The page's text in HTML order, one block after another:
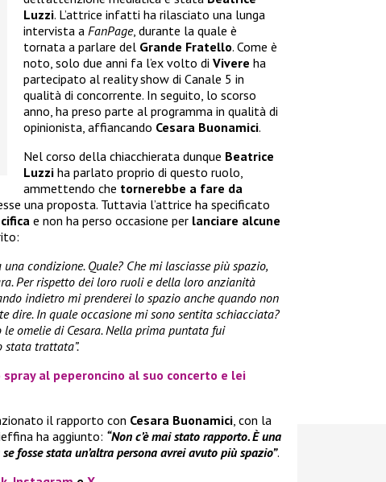
Luzzi. L’attrice infatti ha rilasciato una lunga
intervista a FanPage, durante la quale è
tornata a parlare del Grande Fratello. Come è
noto, solo due anni fa l’ex volto di Vivere ha
partecipato al reality show di Canale 5 in
qualità di concorrente. In seguito, lo scorso
anno, ha preso parte al programma in qualità di
opinionista, affiancando Cesara Buonamici.
Nel corso della chiacchierata dunque Beatrice
Luzzi ha parlato proprio di questo ruolo,
ammettendo che tornerebbe a fare da
una proposta. Tuttavia l’attrice ha specificato
e non ha perso occasione per lanciare alcune
condizione. Quale? Che mi lasciasse più spazio,
Per rispetto dei loro ruoli e della loro anzianità
indietro mi prenderei lo spazio anche quando non
dire. In quale occasione mi sono sentita schiacciata?
omelie di Cesara. Nella prima puntata fui
stata trattata”.
spray al peperoncino al suo concerto e lei
il rapporto con Cesara Buonamici, con la
ha aggiunto: “Non c’è mai stato rapporto. È una
fosse stata un’altra persona avrei avuto più spazio”.